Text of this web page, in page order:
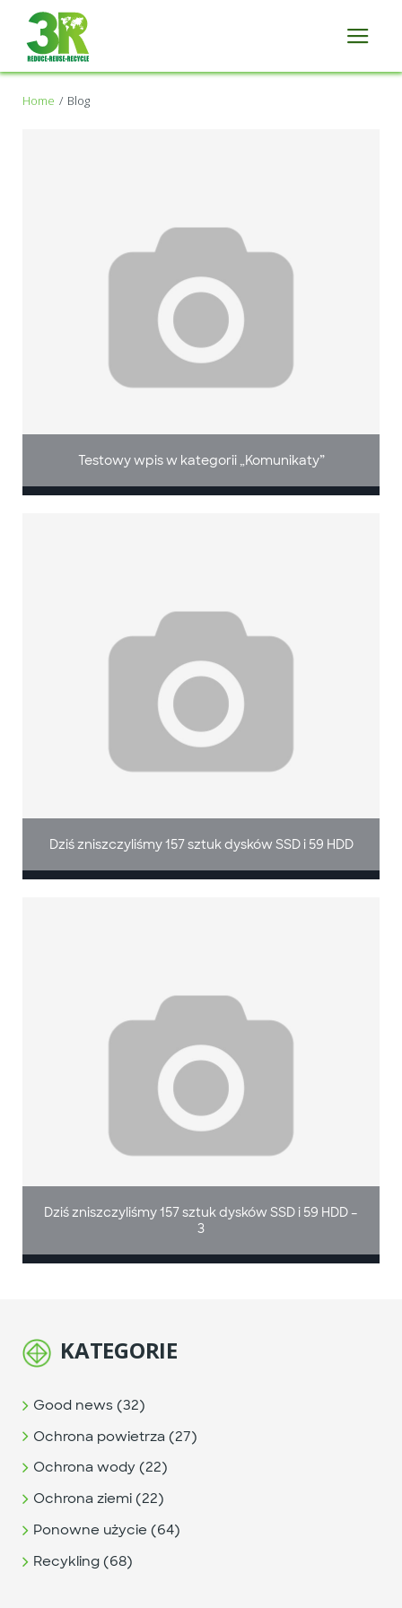
Home Blog
Testowy wpis w kategorii „Komunikaty”
Dziś zniszczyliśmy 157 sztuk dysków SSD i 59 HDD
Dziś zniszczyliśmy 157 sztuk dysków SSD i 59 HDD –
3
KATEGORIE
Good news (32)
Ochrona powietrza (27)
Ochrona wody (22)
Ochrona ziemi (22)
Ponowne użycie (64)
Recykling (68)